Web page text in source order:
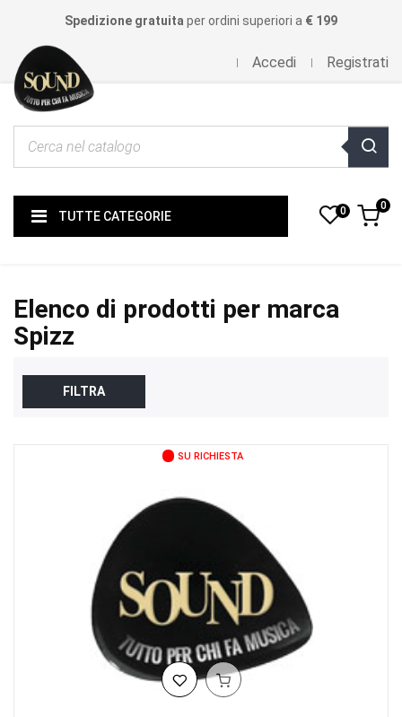
Spedizione gratuita per ordini superiori a € 199
Accedi Registrati
TUTTE CATEGORIE 0 0
Elenco di prodotti per marca
Spizz
FILTRA
SU RICHIESTA